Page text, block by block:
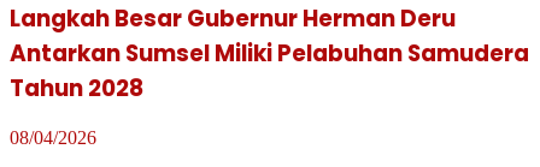
Langkah Besar Gubernur Herman Deru
Antarkan Sumsel Miliki Pelabuhan Samudera
Tahun 2028
08/04/2026